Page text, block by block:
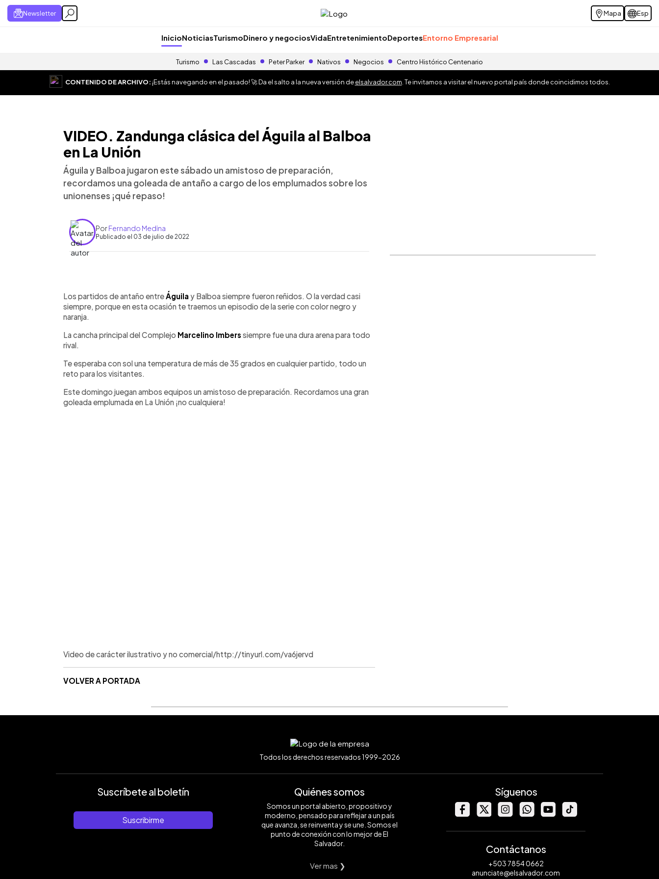
Newsletter Mapa Esp
InicioNoticiasTurismoDinero y negociosVidaEntretenimientoDeportesEntorno Empresarial
Turismo Las Cascadas Peter Parker Nativos Negocios Centro Histórico Centenario
CONTENIDO DE ARCHIVO:¡Estás navegando en el pasado! 🚀 Da el salto a la nueva versión deelsalvador.com . Te invitamos a visitar el nuevo portal país donde coincidimos todos.
VIDEO. Zandunga clásica del Águila al Balboa
en La Unión
Águila y Balboa jugaron este sábado un amistoso de preparación,
recordamos una goleada de antaño a cargo de los emplumados sobre los
unionenses ¡qué repaso!
PorFernando Medina
Publicado el 03 de julio de 2022
► Escuchar artículo
Los partidos de antaño entreÁguila y Balboa siempre fueron reñidos. O la verdad casi
siempre, porque en esta ocasión te traemos un episodio de la serie con color negro y
naranja.
La cancha principal del Complejo Marcelino Imbers siempre fue una dura arena para todo
rival.
Te esperaba con sol una temperatura de más de 35 grados en cualquier partido, todo un
reto para los visitantes.
Este domingo juegan ambos equipos un amistoso de preparación. Recordamos una gran
goleada emplumada en La Unión ¡no cualquiera!
Video de carácter ilustrativo y no comercial/http://tinyurl.com/va6jervd
VOLVER A PORTADA
Todos los derechos reservados 1999-2026
Suscríbete al boletín
Suscribirme
Quiénes somos
Somos un portal abierto, propositivo y
moderno, pensado para reflejar a un país
que avanza, se reinventa y se une. Somos el
punto de conexión con lo mejor de El
Salvador.
Ver mas ❯
Síguenos
Contáctanos
+503 7854 0662
anunciate@elsalvador.com